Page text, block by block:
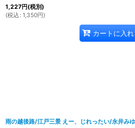
1,227円(税別)
(税込 : 1,350円)
カートに入れ
雨の越後路/江戸三景 えー、じれったい/永井み